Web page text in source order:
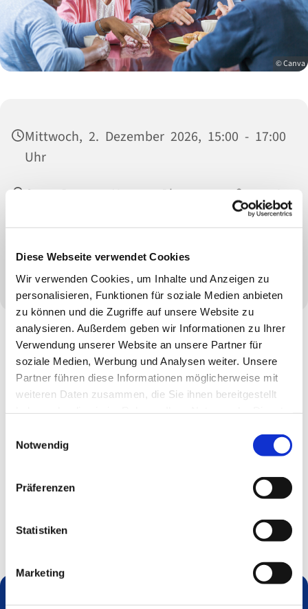
Diese Webseite verwendet Cookies
Wir verwenden Cookies, um Inhalte und Anzeigen zu
personalisieren, Funktionen für soziale Medien anbieten
zu können und die Zugriffe auf unsere Website zu
analysieren. Außerdem geben wir Informationen zu Ihrer
Verwendung unserer Website an unsere Partner für
soziale Medien, Werbung und Analysen weiter. Unsere
Partner führen diese Informationen möglicherweise mit
weiteren Daten zusammen, die Sie ihnen bereitgestellt
Notwendig
Präferenzen
Statistiken
Marketing
© Canva
Mittwoch, 2. Dezember 2026, 15:00 - 17:00
Uhr
Oscar-Romero-Haus, Platanenstraße 7A,
für Neuanmeldungen oder Schnuppern bitte
kurz anrufen: Petra Engels, 0157 73668891